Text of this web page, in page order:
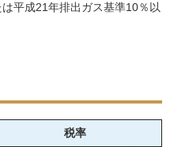
平成21年排出ガス基準10％以
税率